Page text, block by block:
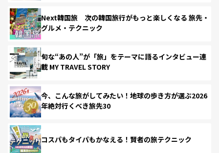
Next韓国旅 次の韓国旅行がもっと楽しくなる 旅先・
グルメ・テクニック
旬な“あの人”が「旅」をテーマに語るインタビュー連
載 MY TRAVEL STORY
今、こんな旅がしてみたい！地球の歩き方が選ぶ2026
年絶対行くべき旅先30
コスパもタイパもかなえる！賢者の旅テクニック